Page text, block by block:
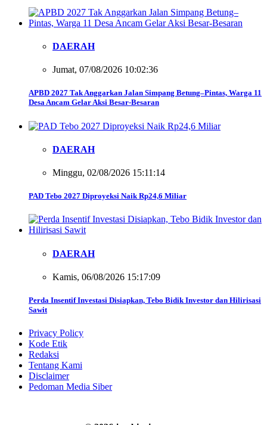
DAERAH
Jumat, 07/08/2026 10:02:36
APBD 2027 Tak Anggarkan Jalan Simpang Betung–Pintas, Warga 11
Desa Ancam Gelar Aksi Besar-Besaran
DAERAH
Minggu, 02/08/2026 15:11:14
PAD Tebo 2027 Diproyeksi Naik Rp24,6 Miliar
DAERAH
Kamis, 06/08/2026 15:17:09
Perda Insentif Investasi Disiapkan, Tebo Bidik Investor dan Hilirisasi
Sawit
Privacy Policy
Kode Etik
Redaksi
Tentang Kami
Disclaimer
Pedoman Media Siber